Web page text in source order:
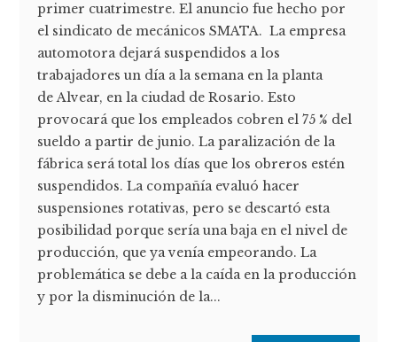
primer cuatrimestre. El anuncio fue hecho por
el sindicato de mecánicos SMATA. La empresa
automotora dejará suspendidos a los
trabajadores un día a la semana en la planta
de Alvear, en la ciudad de Rosario. Esto
provocará que los empleados cobren el 75 % del
sueldo a partir de junio. La paralización de la
fábrica será total los días que los obreros estén
suspendidos. La compañía evaluó hacer
suspensiones rotativas, pero se descartó esta
posibilidad porque sería una baja en el nivel de
producción, que ya venía empeorando. La
problemática se debe a la caída en la producción
y por la disminución de la...